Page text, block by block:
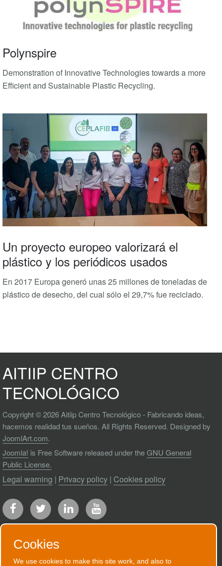
Polynspire
Demonstration of Innovative Technologies towards a more
Efficient and Sustainable Plastic Recycling.
Un proyecto europeo valorizará el
plástico y los periódicos usados
En 2017 Europa generó unas 25 millones de toneladas de
plástico de desecho, del cual sólo el 29,7% fue reciclado.
AITIIP CENTRO
TECNOLÓGICO
Copyright © 2026 Aitiip Centro Tecnológico - Fabricando ideas,
hacemos realidad tus sueños. All Rights Reserved. Designed by
JoomlArt.com.
Joomla! is Free Software released under theGNU General
Public License.
Legal warning | Privacy policy | Cookies policy
Cookies
We use cookies to make this site work, and also to